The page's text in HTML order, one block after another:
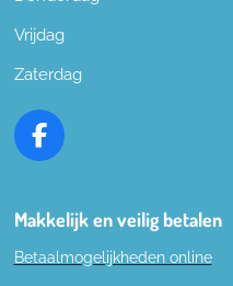
Vrijdag
Zaterdag
F
e
o
Makkelijk en veilig betalen
Betaalmogelijkheden online